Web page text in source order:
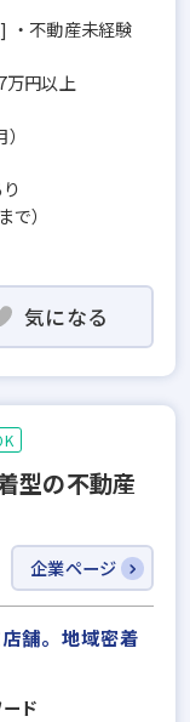
・不動産未経験
万円以上
）
気になる
型の不動産
企業ページ
舗。地域密着
ド